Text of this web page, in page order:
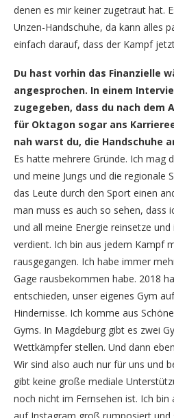
denen es mir keiner zugetraut hat.
Unzen-Handschuhe, da kann alles
einfach darauf, dass der Kampf
Du hast vorhin das Finanzielle
angesprochen. In einem
zugegeben, dass du nach dem
für Oktagon sogar ans
nah warst du, die Handschuhe
Es hatte mehrere Gründe. Ich mag
und meine Jungs und die regionale
das Leute durch den Sport einen
man muss es auch so sehen, dass
und all meine Energie reinsetze
verdient. Ich bin aus jedem Kampf
rausgegangen. Ich habe immer
Gage rausbekommen habe. 2018
entschieden, unser eigenes Gym
Hindernisse. Ich komme aus
Gyms. In Magdeburg gibt es zwei
Wettkämpfer stellen. Und dann
Wir sind also auch nur für uns und
gibt keine große mediale
noch nicht im Fernsehen ist. Ich